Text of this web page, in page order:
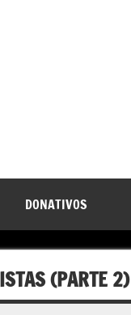
DONATIVOS
(PARTE 2)